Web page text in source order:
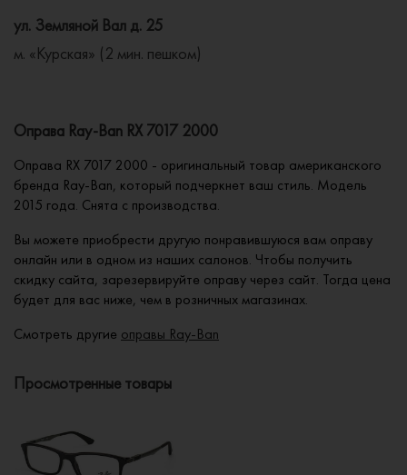
ул. Земляной Вал д. 25
м. «Курская» (2 мин. пешком)
Оправа Ray-Ban RX 7017 2000
Оправа RX 7017 2000 - оригинальный товар американского
бренда Ray-Ban, который подчеркнет ваш стиль. Модель
2015 года. Снята с производства.
Вы можете приобрести другую понравившуюся вам оправу
онлайн или в одном из наших салонов. Чтобы получить
скидку сайта, зарезервируйте оправу через сайт. Тогда цена
будет для вас ниже, чем в розничных магазинах.
Смотреть другие оправы Ray-Ban
Просмотренные товары